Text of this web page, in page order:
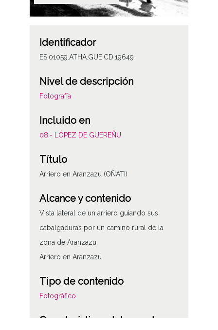
Identificador
ES.01059.ATHA.GUE.CD.19649
Nivel de descripción
Fotografía
Incluido en
08.- LÓPEZ DE GUEREÑU
Título
Arriero en Aranzazu (OÑATI)
Alcance y contenido
Vista lateral de un arriero guiando sus
cabalgaduras por un camino rural de la
zona de Aranzazu;
Arriero en Aranzazu
Tipo de contenido
Fotográfico
Características del soporte